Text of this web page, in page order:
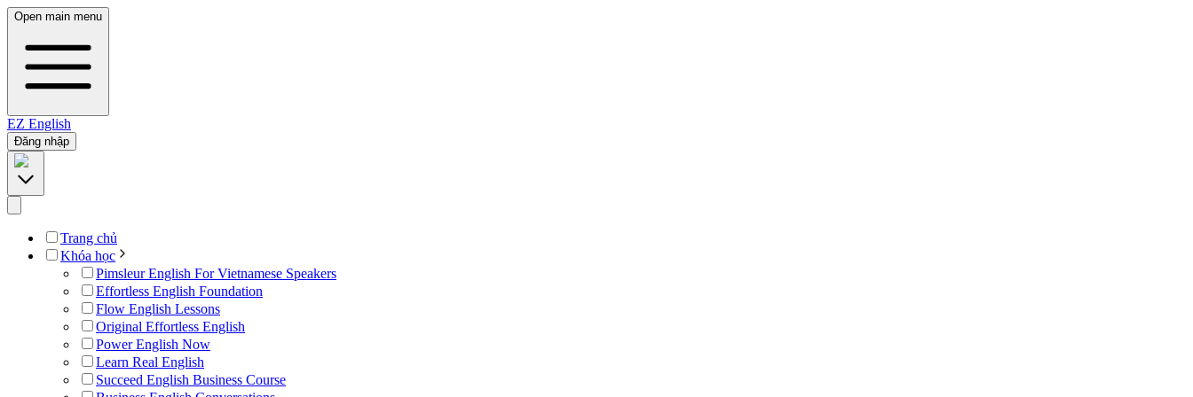
Open main menu
EZ English
Đăng nhập
Trang chủ
Khóa học
Pimsleur English For Vietnamese Speakers
Effortless English Foundation
Flow English Lessons
Original Effortless English
Power English Now
Learn Real English
Succeed English Business Course